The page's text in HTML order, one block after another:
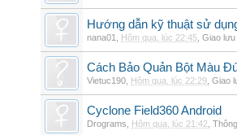
Hướng dẫn kỹ thuật sử
nana01 Hôm qua, lúc 22:45 Giao lưu
Cách Bảo Quản Bột Màu
Vietuc190 Hôm qua, lúc 22:29 Giao
Cyclone Field360 Android
Drograms Hôm qua, lúc 21:42